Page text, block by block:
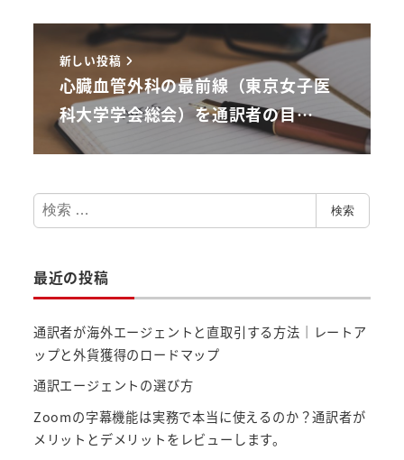
新しい投稿
心臓血管外科の最前線（東京女子医
科大学学会総会）を通訳者の目…
検
索
検索
最近の投稿
通訳者が海外エージェントと直取引する方法｜レートア
ップと外貨獲得のロードマップ
通訳エージェントの選び方
Zoomの字幕機能は実務で本当に使えるのか？通訳者が
メリットとデメリットをレビューします。